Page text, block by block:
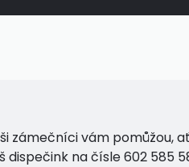
zámečníci vám pomůžou,
na čísle 602 585